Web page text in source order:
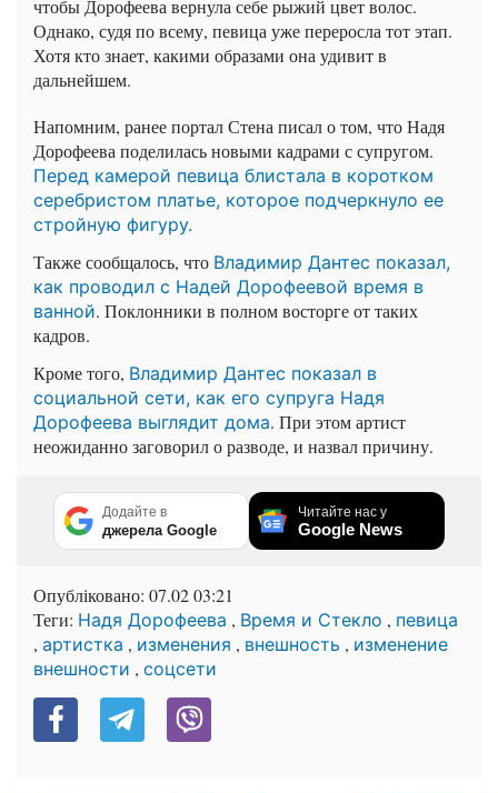
чтобы Дорофеева вернула себе рыжий цвет волос.
Однако, судя по всему, певица уже переросла тот этап.
Хотя кто знает, какими образами она удивит в
дальнейшем.
Напомним, ранее портал Стена писал о том, что Надя
Дорофеева поделилась новыми кадрами с супругом.
Перед камерой певица блистала в коротком
серебристом платье, которое подчеркнуло ее
стройную фигуру.
Также сообщалось, что Владимир Дантес показал,
как проводил с Надей Дорофеевой время в
ванной. Поклонники в полном восторге от таких
кадров.
Кроме того, Владимир Дантес показал в
социальной сети, как его супруга Надя
Дорофеева выглядит дома. При этом артист
неожиданно заговорил о разводе, и назвал причину.
Додайте в
джерела Google
Читайте нас у
Google News
Опубліковано: 07.02 03:21
Теги: Надя Дорофеева , Время и Стекло , певица
, артистка , изменения , внешность , изменение
внешности , соцсети